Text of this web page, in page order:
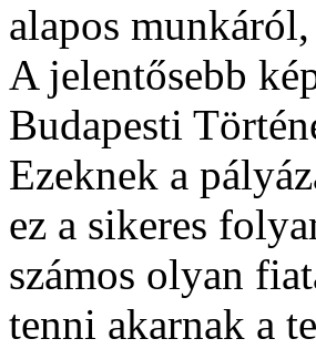
alapos
A jelentősebb
Budapesti
Ezeknek a
ez a sikeres
számos olyan
tenni akarnak a